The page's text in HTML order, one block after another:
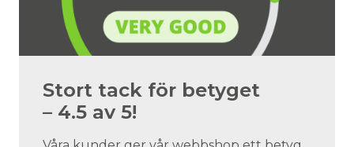
Stort tack för betyget
– 4.5 av 5!